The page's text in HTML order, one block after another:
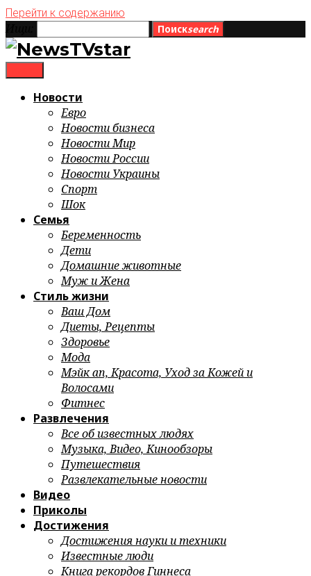
Перейти к содержанию
Поискsearch
Новости
Евро
Новости бизнеса
Новости Мир
Новости России
Новости Украины
Спорт
Шок
Семья
Беременность
Дети
Домашние животные
Муж и Жена
Стиль жизни
Ваш Дом
Диеты, Рецепты
Здоровье
Мода
Мэйк ап, Красота, Уход за Кожей и
Волосами
Фитнес
Развлечения
Все об известных людях
Музыка, Видео, Кинообзоры
Путешествия
Развлекательные новости
Видео
Приколы
Достижения
Достижения науки и техники
Известные люди
Книга рекордов Гиннеса